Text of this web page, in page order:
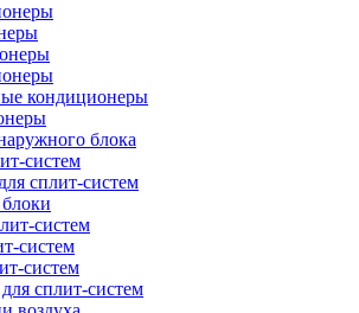
кондиционеры
блока
систем
сплит-систем
систем
систем
систем
сплит-систем